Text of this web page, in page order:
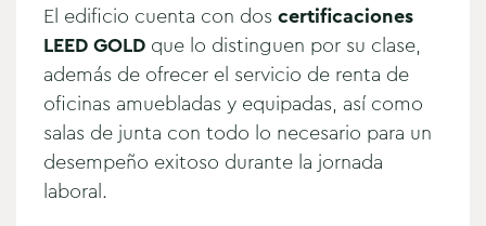
El edificio cuenta con dos certificaciones
LEED GOLD que lo distinguen por su clase,
además de ofrecer el servicio de renta de
oficinas amuebladas y equipadas, así como
salas de junta con todo lo necesario para un
desempeño exitoso durante la jornada
laboral.